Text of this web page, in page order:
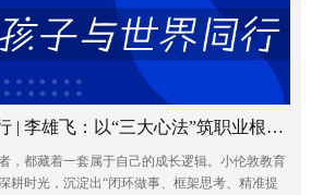
党建引领·榜样同行 | 李雄飞：以“三大心法”筑职业根基，与团队共赴远方
，都藏着一套属于自己的成长逻辑。小伦敦教育
耕时光，沉淀出“闭环做事、框架思考、精准提